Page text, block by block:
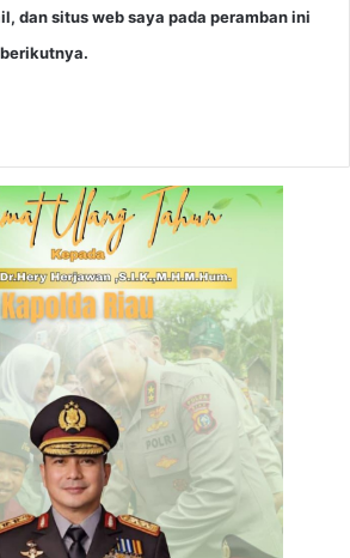
dan situs web saya pada peramban ini